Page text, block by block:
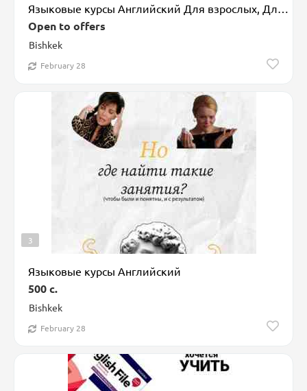
Языковые курсы Английский Для взрослых, Для детей
Bishkek
Open to offers
February 28
3
Языковые курсы Английский
Bishkek
500 c.
February 28